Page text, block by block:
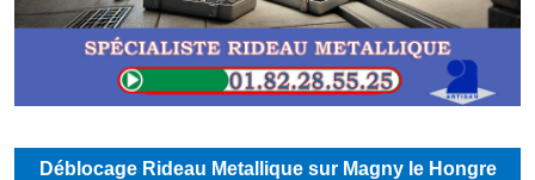
Déblocage Rideau Metallique sur Magny le Hongre